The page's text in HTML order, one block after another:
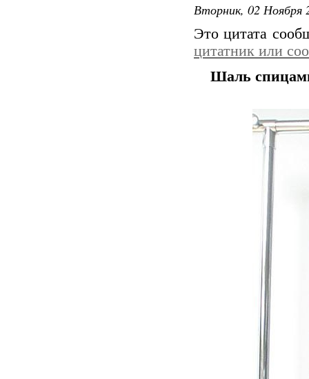
Вторник, 02 Ноября
Это цитата
цитатник или
Шаль